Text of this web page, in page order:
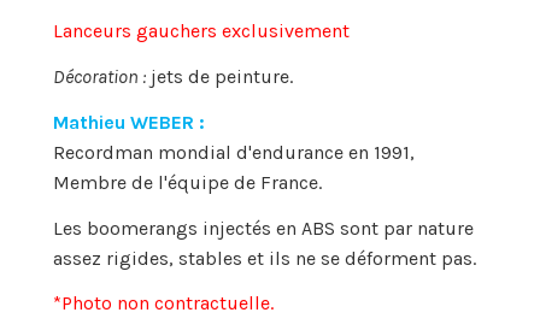
Lanceurs gauchers exclusivement
Décoration : jets de peinture.
Mathieu WEBER :
Recordman mondial d'endurance en 1991,
Membre de l'équipe de France.
Les boomerangs injectés en ABS sont par nature
assez rigides, stables et ils ne se déforment pas.
*Photo non contractuelle.